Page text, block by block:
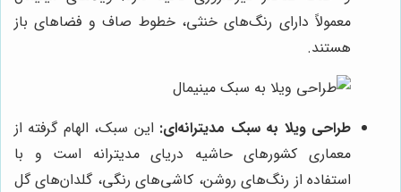
معمولاً دارای رنگ‌های خنثی، خطوط صاف و فضاهای باز
هستند.
طراحی ویلا به سبک مدیترانه‌ای: این سبک، الهام گرفته از
معماری کشورهای حاشیه دریای مدیترانه است و با
استفاده از رنگ‌های روشن، کاشی‌های رنگی، گلدان‌های گل